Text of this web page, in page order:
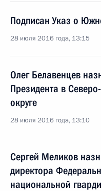
Подписан Указ о
28 июля 2016 года, 13:15
Олег Белавенцев
Президента в
округе
28 июля 2016 года, 13:10
Сергей Меликов
директора
национальной